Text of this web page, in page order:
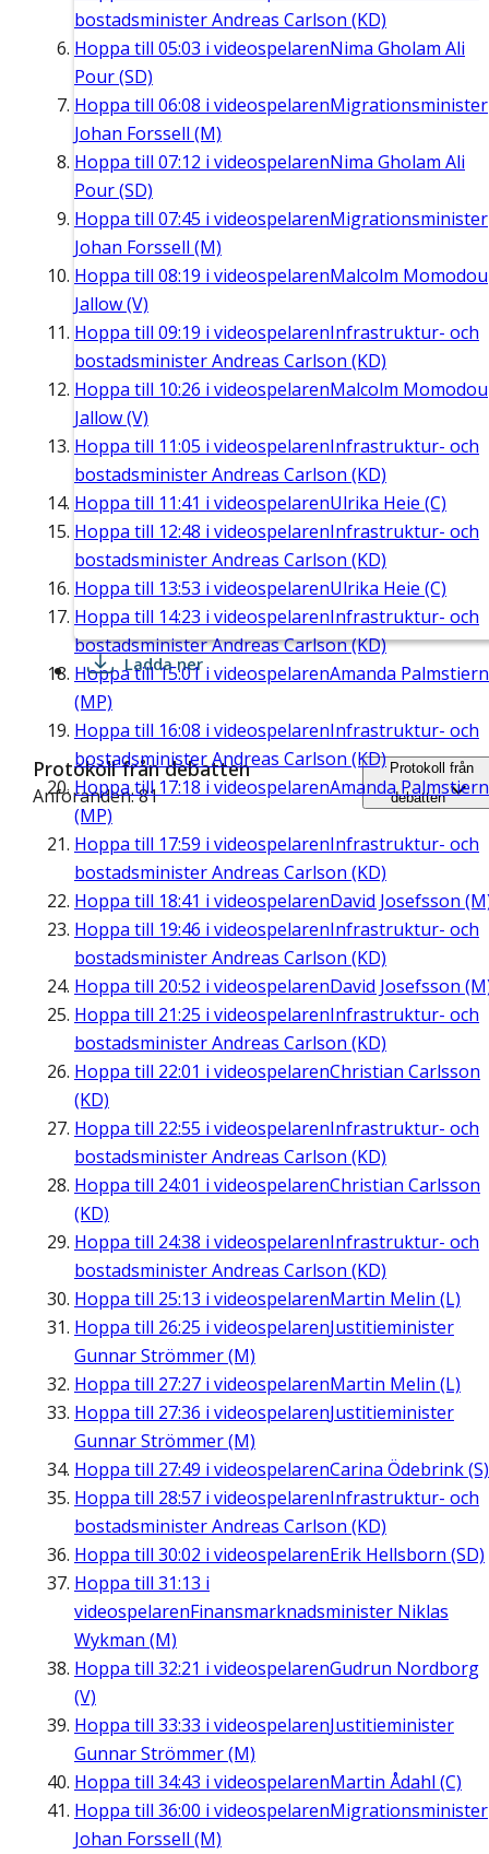
bostadsminister Andreas Carlson (KD)
Hoppa till 05:03 i videospelarenNima Gholam Ali
Pour (SD)
Hoppa till 06:08 i videospelarenMigrationsminister
Johan Forssell (M)
Hoppa till 07:12 i videospelarenNima Gholam Ali
Pour (SD)
Hoppa till 07:45 i videospelarenMigrationsminister
Johan Forssell (M)
Hoppa till 08:19 i videospelarenMalcolm Momodou
Jallow (V)
Hoppa till 09:19 i videospelarenInfrastruktur- och
bostadsminister Andreas Carlson (KD)
Hoppa till 10:26 i videospelarenMalcolm Momodou
Jallow (V)
Hoppa till 11:05 i videospelarenInfrastruktur- och
bostadsminister Andreas Carlson (KD)
Hoppa till 11:41 i videospelarenUlrika Heie (C)
Hoppa till 12:48 i videospelarenInfrastruktur- och
bostadsminister Andreas Carlson (KD)
Hoppa till 13:53 i videospelarenUlrika Heie (C)
Hoppa till 14:23 i videospelarenInfrastruktur- och
bostadsminister Andreas Carlson (KD)
Hoppa till15:01 i videospelarenAmanda
(MP)
Hoppa till 16:08 i videospelarenInfrastruktur- och
bostadsminister Andreas Carlson (KD)
Hoppa till 17:18 i videospelarenAmanda
(MP)
Hoppa till 17:59 i videospelarenInfrastruktur- och
bostadsminister Andreas Carlson (KD)
Hoppa till 18:41 i videospelarenDavid Josefsson
Hoppa till 19:46 i videospelarenInfrastruktur- och
bostadsminister Andreas Carlson (KD)
Hoppa till 20:52 i videospelarenDavid Josefsson
Hoppa till 21:25 i videospelarenInfrastruktur- och
bostadsminister Andreas Carlson (KD)
Hoppa till 22:01 i videospelarenChristian Carlsson
(KD)
Hoppa till 22:55 i videospelarenInfrastruktur- och
bostadsminister Andreas Carlson (KD)
Hoppa till 24:01 i videospelarenChristian Carlsson
(KD)
Hoppa till 24:38 i videospelarenInfrastruktur- och
bostadsminister Andreas Carlson (KD)
Hoppa till 25:13 i videospelarenMartin Melin (L)
Hoppa till 26:25 i videospelarenJustitieminister
Gunnar Strömmer (M)
Hoppa till 27:27 i videospelarenMartin Melin (L)
Hoppa till 27:36 i videospelarenJustitieminister
Gunnar Strömmer (M)
Hoppa till 27:49 i videospelarenCarina Ödebrink (S)
Hoppa till 28:57 i videospelarenInfrastruktur- och
bostadsminister Andreas Carlson (KD)
Hoppa till 30:02 i videospelarenErik Hellsborn (SD)
Hoppa till 31:13 i
videospelarenFinansmarknadsminister Niklas
Wykman (M)
Hoppa till 32:21 i videospelarenGudrun Nordborg
(V)
Hoppa till 33:33 i videospelarenJustitieminister
Gunnar Strömmer (M)
Hoppa till 34:43 i videospelarenMartin Ådahl (C)
Hoppa till 36:00 i videospelarenMigrationsminister
Johan Forssell (M)
Ladda ner
Protokoll från debatten
Anföranden: 81
Protokoll från
debatten